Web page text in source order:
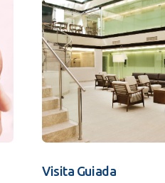
Visita Guiada